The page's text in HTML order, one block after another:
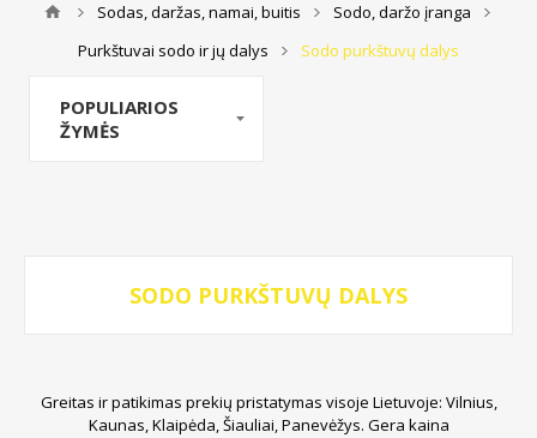
Sodas, daržas, namai, buitis
Sodo, daržo įranga
Purkštuvai sodo ir jų dalys
Sodo purkštuvų dalys
POPULIARIOS
ŽYMĖS
SODO PURKŠTUVŲ DALYS
Greitas ir patikimas prekių pristatymas visoje Lietuvoje: Vilnius,
Kaunas, Klaipėda, Šiauliai, Panevėžys. Gera kaina